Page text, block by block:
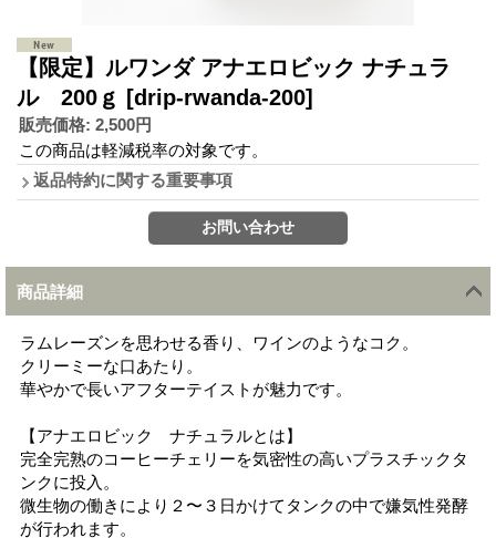
【限定】ルワンダ アナエロビック ナチュラ
ル 200ｇ [drip-rwanda-200]
販売価格: 2,500円
この商品は軽減税率の対象です。
返品特約に関する重要事項
商品詳細
ラムレーズンを思わせる香り、ワインのようなコク。
クリーミーな口あたり。
華やかで長いアフターテイストが魅力です。
【アナエロビック ナチュラルとは】
完全完熟のコーヒーチェリーを気密性の高いプラスチックタ
ンクに投入。
微生物の働きにより２〜３日かけてタンクの中で嫌気性発酵
が行われます。